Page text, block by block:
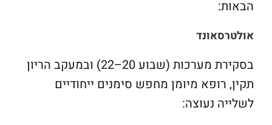
הבאות:
אולטרסאונד
בסקירת מערכות (שבוע 20–22) ובמעקב הריון
תקין, רופא מיומן מחפש סימנים ייחודיים
לשלייה נעוצה: